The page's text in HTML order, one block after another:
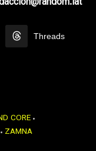
Threads
CORE
ZAMNA